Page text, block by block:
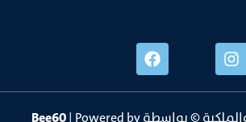
© بواسطة Bee60| Powered by